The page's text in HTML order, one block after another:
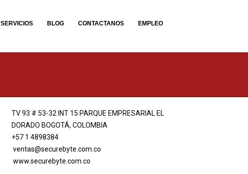
SERVICIOS BLOG CONTACTANOS EMPLEO
TV 93 # 53-32 INT 15 PARQUE EMPRESARIAL EL
DORADO BOGOTÁ, COLOMBIA
+57 1 4898384
ventas@securebyte.com.co
www.securebyte.com.co